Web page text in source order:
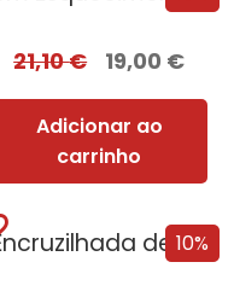
21,10€ 19,00 €
Adicionar ao
carrinho
10%
Encruzilhada de Corvos